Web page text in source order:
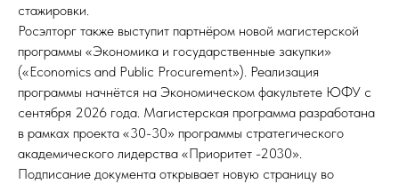
стажировки.
Росэлторг также выступит партнёром новой магистерской
программы «Экономика и государственные закупки»
(«Economics and Public Procurement»). Реализация
программы начнётся на Экономическом факультете ЮФУ с
сентября 2026 года. Магистерская программа разработана
в рамках проекта «30-30» программы стратегического
академического лидерства «Приоритет -2030».
Подписание документа открывает новую страницу во